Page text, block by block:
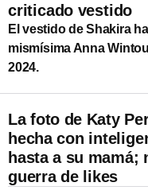
criticado vestido
El vestido de Shakira
mismísima Anna
2024.
La foto de Katy
hecha con
hasta a su mamá;
guerra de likes